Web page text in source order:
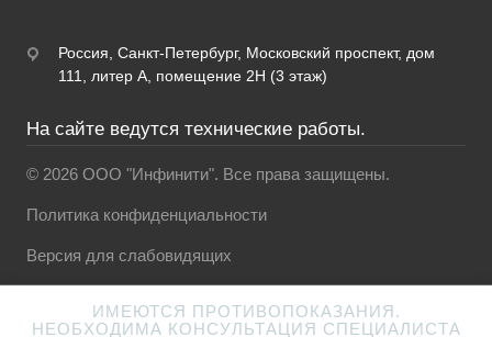
Россия, Санкт-Петербург, Московский проспект, дом
111, литер А, помещение 2Н (3 этаж)
На сайте ведутся технические работы.
© 2026 ООО "Инфинити". Все права защищены.
Политика конфиденциальности
Версия для слабовидящих
ИМЕЮТСЯ ПРОТИВОПОКАЗАНИЯ.
НЕОБХОДИМА КОНСУЛЬТАЦИЯ СПЕЦИАЛИСТА